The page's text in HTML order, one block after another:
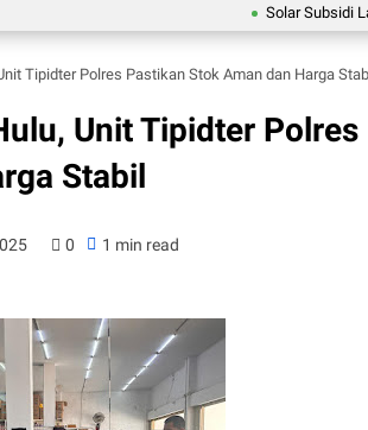
Solar Subsidi
Tipidter Polres Pastikan Stok Aman dan Harga
Unit Tipidter Polres
Stabil
0 1 min read